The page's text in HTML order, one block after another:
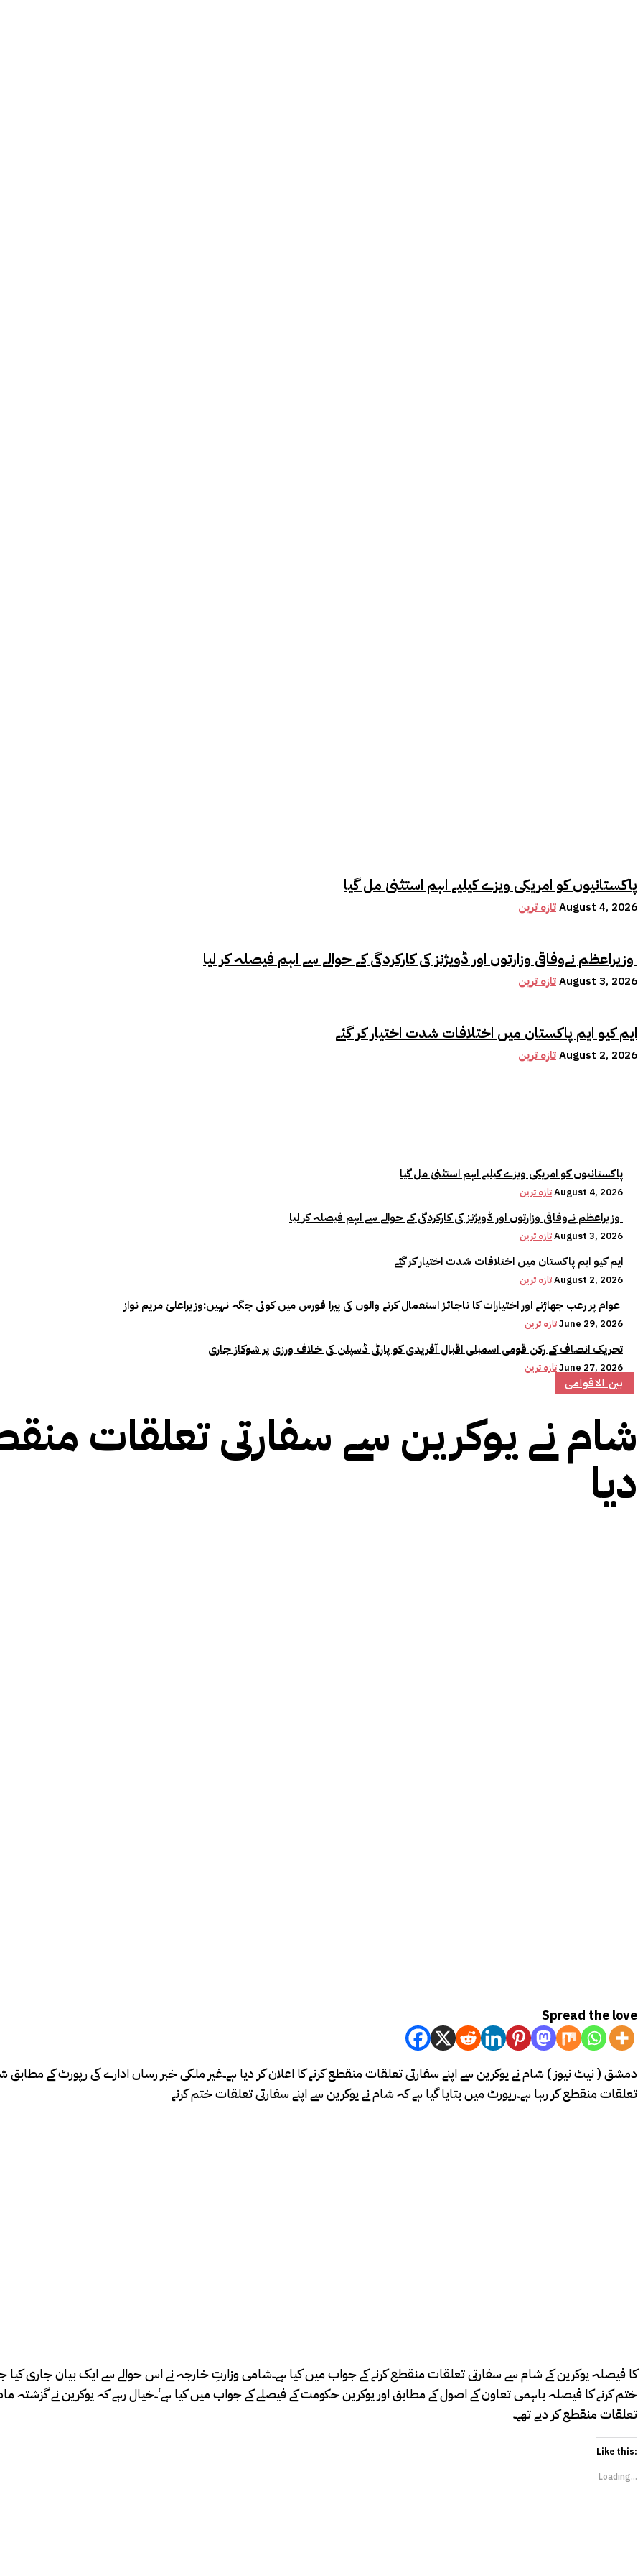
پاکستانیوں کو امریکی ویزے کیلیے اہم استثنیٰ مل گیا
تازہ ترینAugust 4, 2026
وزیراعظم نےوفاقی وزارتوں اور ڈویژنز کی کارکردگی کے حوالے سے اہم فیصلہ کر لیا
تازہ ترینAugust 3, 2026
ایم کیو ایم پاکستان میں اختلافات شدت اختیار کر گئے
تازہ ترینAugust 2, 2026
پاکستانیوں کو امریکی ویزے کیلیے اہم استثنیٰ مل گیا
تازہ ترینAugust 4, 2026
تازہ ترینAugust 3, 2026
ایم کیو ایم پاکستان میں اختلافات شدت اختیار کر گئے
تازہ ترینAugust 2, 2026
تازہ ترینJune 29, 2026
تحریک انصاف کے رکن قومی اسمبلی اقبال آفریدی کو پارٹی ڈسپلن کی خلاف ورزی پر شوکاز جاری
تازہ ترینJune 27, 2026
بین الاقوامی
شام نے یوکرین سے سفارتی تعلقات
دیا
Spread the love
دمشق ( نیٹ نیوز ) شام نے یوکرین سے اپنے سفارتی تعلقات منقطع کرنے کا اعلان کر دیا ہے۔غیر ملکی خبر رساں ادارے کی رپورٹ کے
تعلقات منقطع کر رہا ہے۔رپورٹ میں بتایا گیا ہے کہ شام نے یوکرین سے اپنے سفارتی تعلقات ختم کرنے
کا فیصلہ یوکرین کے شام سے سفارتی تعلقات منقطع کرنے کے جواب میں کیا ہے۔شامی وزارتِ خارجہ نے اس حوالے سے ایک بیان جاری
ختم کرنے کا فیصلہ باہمی تعاون کے اصول کے مطابق اور یوکرین حکومت کے فیصلے کے جواب میں کیا ہے‘۔خیال رہے کہ یوکرین نے گزشتہ
تعلقات منقطع کر دیے تھے۔
Like this:
Loading...